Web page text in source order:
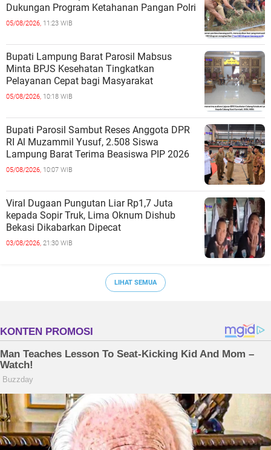
Dukungan Program Ketahanan Pangan Polri
05/08/2026, 11:23 WIB
Bupati Lampung Barat Parosil Mabsus
Minta BPJS Kesehatan Tingkatkan
Pelayanan Cepat bagi Masyarakat
05/08/2026, 10:18 WIB
Bupati Parosil Sambut Reses Anggota DPR
RI Al Muzammil Yusuf, 2.508 Siswa
Lampung Barat Terima Beasiswa PIP 2026
05/08/2026, 10:07 WIB
Viral Dugaan Pungutan Liar Rp1,7 Juta
kepada Sopir Truk, Lima Oknum Dishub
Bekasi Dikabarkan Dipecat
03/08/2026, 21:30 WIB
LIHAT SEMUA